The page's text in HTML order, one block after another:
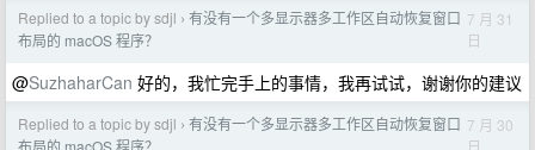
Replied to a topic by sdjl › 有没有一个多显示器多工作区自动恢复窗口
布局的 macOS 程序？
7 月 31
日
@SuzhaharCan 好的，我忙完手上的事情，我再试试，谢谢你的建议
Replied to a topic by sdjl › 有没有一个多显示器多工作区自动恢复窗口
布局的 macOS 程序？
7 月 30
日